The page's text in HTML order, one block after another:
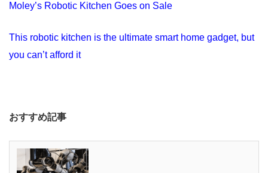
Moley’s Robotic Kitchen Goes on Sale
This robotic kitchen is the ultimate smart home gadget, but
you can’t afford it
おすすめ記事